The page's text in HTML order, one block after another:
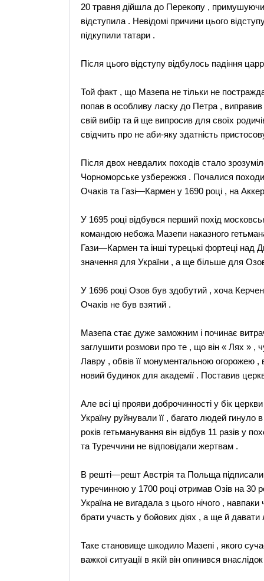
20 травня дійшла до Перекопу , примушуючи
відступила . Невідомі причини цього
підкупили татари .
Після цього відступу відбулось падіння
Той факт , що Мазепа не тільки не
попав в особливу ласку до Петра , виправив
свій вибір та й ще випросив для своїх
свідчить про не аби-яку здатність
Після двох невдалих походів стало
Чорноморське узбережжя . Почалися
Очаків та Газі—Кармен у 1690 році , на
У 1695 році відбувся перший похід
командою небожа Мазепи наказного
Гази—Кармен та інші турецькі фортеці
значення для України , а ще більше для
У 1696 році Озов був здобутий , хоча
Очаків не був взятий .
Мазепа стає дуже заможним і починає
заглушити розмови про те , що він « Лях » ,
Лавру , обвів її монументальною огорожею ,
новий будинок для академії . Поставив
Але всі ці прояви доброчинності у бік
Україну руйнували її , багато людей
років гетьманування він відбув 11 разів у
та Туреччини не відповідали жертвам .
В решті—решт Австрія та Польща
туречинною у 1700 році отримав Озів на 30
Україна не вигадала з цього нічого ,
брати участь у бойових діях , а ще й
Таке становище шкодило Мазепі , якого
важкої ситуації в якій він опинився